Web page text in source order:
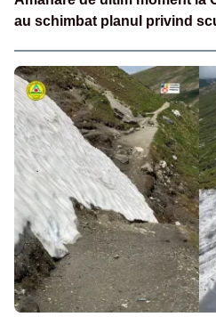
au schimbat planul privind